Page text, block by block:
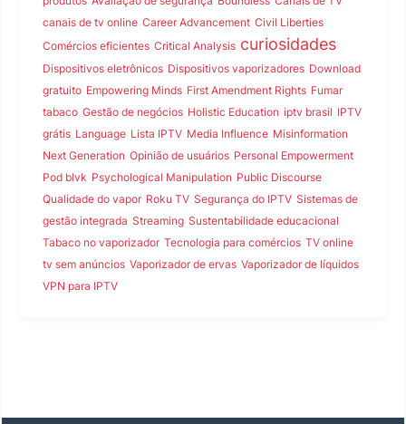
canais de tv online Career Advancement Civil Liberties
Comércios eficientes Critical Analysis curiosidades
Dispositivos eletrônicos Dispositivos vaporizadores Download
gratuito Empowering Minds First Amendment Rights Fumar
tabaco Gestão de negócios Holistic Education iptv brasil IPTV
grátis Language Lista IPTV Media Influence Misinformation
Next Generation Opinião de usuários Personal Empowerment
Pod blvk Psychological Manipulation Public Discourse
Qualidade do vapor Roku TV Segurança do IPTV Sistemas de
gestão integrada Streaming Sustentabilidade educacional
Tabaco no vaporizador Tecnologia para comércios TV online
tv sem anúncios Vaporizador de ervas Vaporizador de líquidos
VPN para IPTV